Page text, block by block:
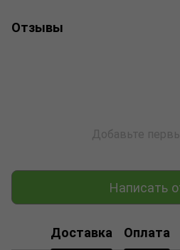
Отзывы
Добавьте
Написать
Доставка Оплата